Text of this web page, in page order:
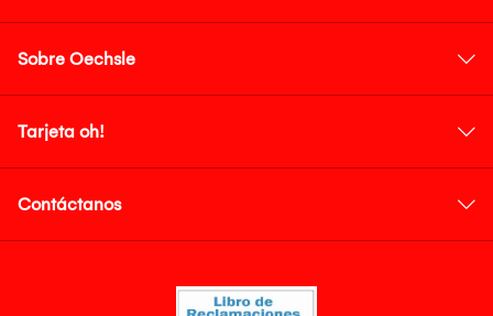
Sobre Oechsle
Tarjeta oh!
Contáctanos